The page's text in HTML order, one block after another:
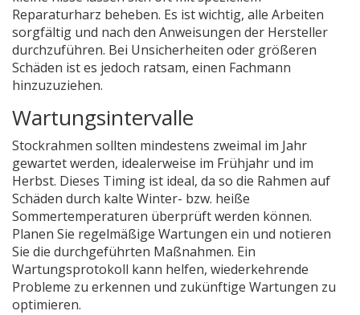
Reparaturharz beheben. Es ist wichtig, alle Arbeiten
sorgfältig und nach den Anweisungen der Hersteller
durchzuführen. Bei Unsicherheiten oder größeren
Schäden ist es jedoch ratsam, einen Fachmann
hinzuzuziehen.
Wartungsintervalle
Stockrahmen sollten mindestens zweimal im Jahr
gewartet werden, idealerweise im Frühjahr und im
Herbst. Dieses Timing ist ideal, da so die Rahmen auf
Schäden durch kalte Winter- bzw. heiße
Sommertemperaturen überprüft werden können.
Planen Sie regelmäßige Wartungen ein und notieren
Sie die durchgeführten Maßnahmen. Ein
Wartungsprotokoll kann helfen, wiederkehrende
Probleme zu erkennen und zukünftige Wartungen zu
optimieren.